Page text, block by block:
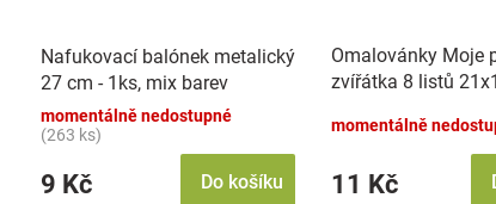
Nafukovací balónek metalický
27 cm - 1ks, mix barev
momentálně nedostupné
(263 ks)
9 Kč Do košíku
Omalovánky Moje
zvířátka 8 listů
momentálně
11 Kč